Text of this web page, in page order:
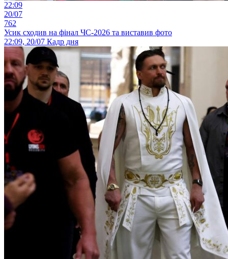
22:09
20/07
762
Усик сходив на фінал ЧС-2026 та виставив фото
22:09, 20/07 Кадр дня